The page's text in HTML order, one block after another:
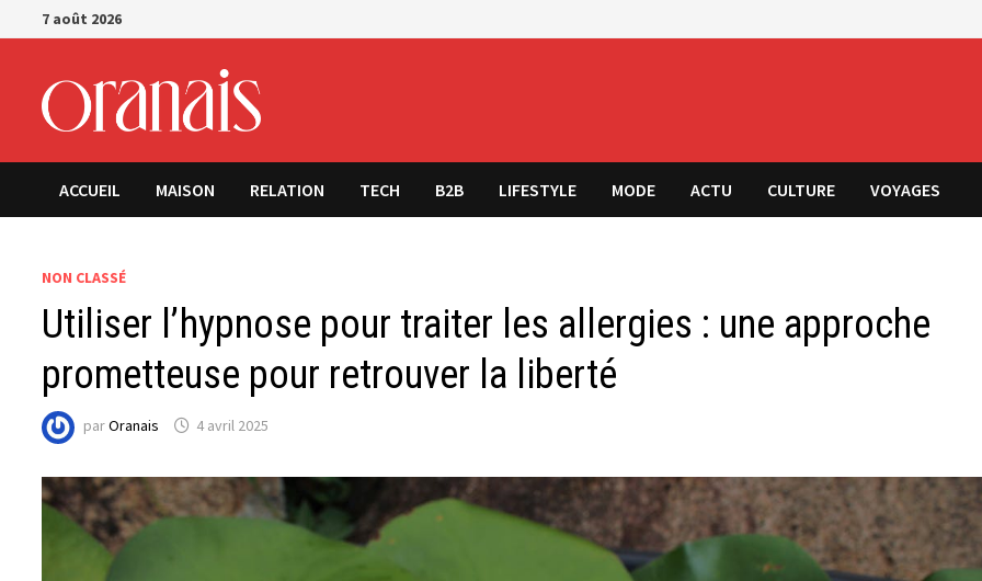
Passer
au
7 août 2026
ACCUEIL MAISON RELATION TECH B2B LIFESTYLE MODE ACTU CULTURE VOYAGES
NON CLASSÉ
Utiliser l’hypnose pour traiter les allergies : une approche
prometteuse pour retrouver la liberté
parOranais 4 avril 2025